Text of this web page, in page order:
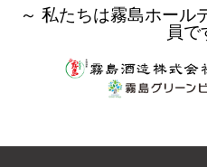
～ 私たちは霧島ホール
員で